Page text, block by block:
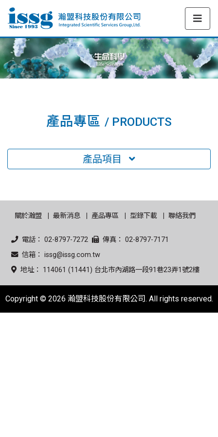
產品專區 / PRODUCTS
產品項目
關於瀚盟 最新消息 產品專區 型錄下載 聯絡我們
電話： 02-8797-7272
傳真： 02-8797-7171
信箱： issg@issg.com.tw
地址： 114061 (11441) 台北市內湖路一段91巷23弄1號2樓
Copyright © 2026 瀚盟科技股份有限公司. All rights reserved.